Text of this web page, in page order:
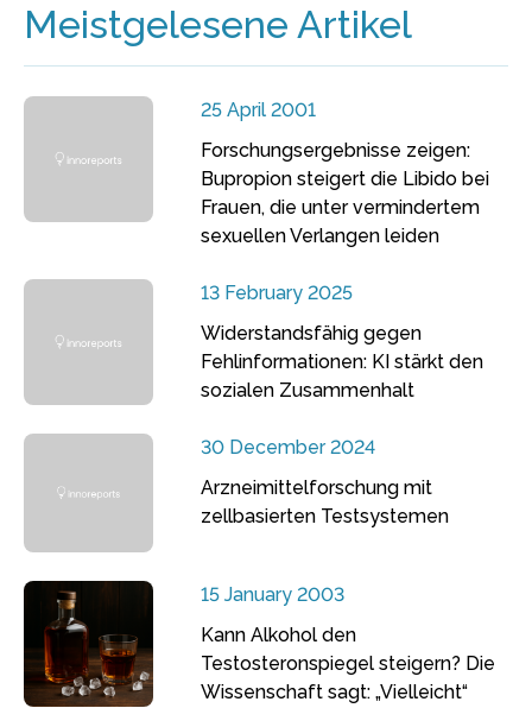
Meistgelesene Artikel
25 April 2001
Forschungsergebnisse zeigen:
Bupropion steigert die Libido bei
Frauen, die unter vermindertem
sexuellen Verlangen leiden
13 February 2025
Widerstandsfähig gegen
Fehlinformationen: KI stärkt den
sozialen Zusammenhalt
30 December 2024
Arzneimittelforschung mit
zellbasierten Testsystemen
15 January 2003
Kann Alkohol den
Testosteronspiegel steigern? Die
Wissenschaft sagt: „Vielleicht“